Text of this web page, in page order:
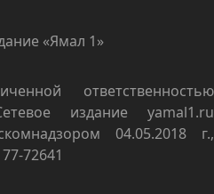
«Ямал 1»
ответственностью
издание yamal1.ru
04.05.2018 г.,
72641